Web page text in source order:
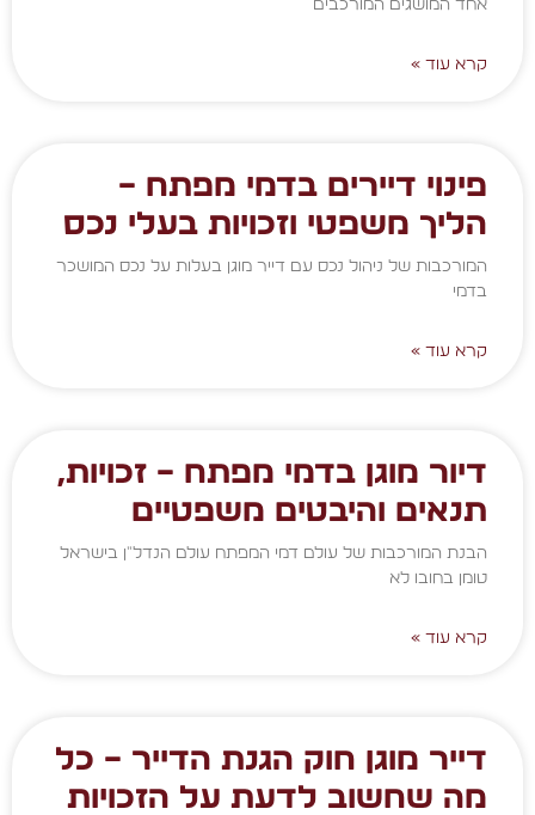
אחד המושגים המורכבים
קרא עוד »
פינוי דיירים בדמי מפתח –
הליך משפטי וזכויות בעלי נכס
המורכבות של ניהול נכס עם דייר מוגן בעלות על נכס המושכר
בדמי
קרא עוד »
דיור מוגן בדמי מפתח – זכויות,
תנאים והיבטים משפטיים
הבנת המורכבות של עולם דמי המפתח עולם הנדל"ן בישראל
טומן בחובו לא
קרא עוד »
דייר מוגן חוק הגנת הדייר – כל
מה שחשוב לדעת על הזכויות